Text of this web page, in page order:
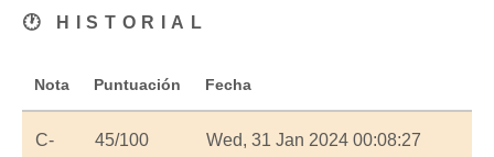
🕐 HISTORIAL
Nota Puntuación Fecha
C- 45/100
Wed, 31 Jan 2024 00:08:27